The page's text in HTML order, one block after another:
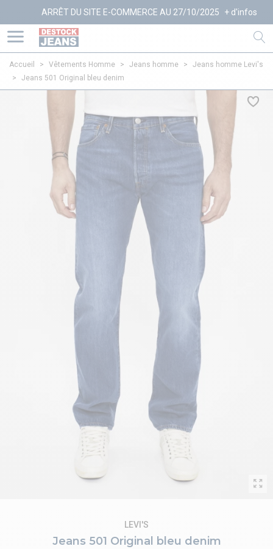
ARRÊT DU SITE E-COMMERCE AU 27/10/2025 + d'infos
Accueil > Vêtements Homme > Jeans homme >
Jeans homme Levi's
>
Jeans 501 Original bleu denim
Jeans 501 Original bleu denim
LEVI'S